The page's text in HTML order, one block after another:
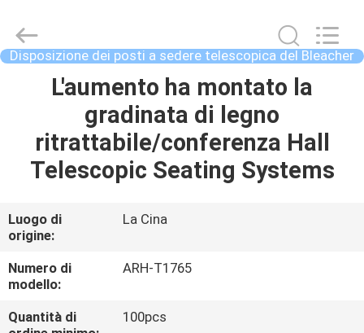
CASA
PRODOTTI
NOI
GIRO
DELLA
FABBRICA
Chongqing
Aireach
Commercial
Disposizione dei posti a sedere telescopica del Bleacher
L'aumento ha montato la
gradinata di legno
ritrattabile/conferenza Hall
Telescopic Seating Systems
Luogo di
origine:
La Cina
Numero di
modello:
ARH-T1765
Quantità di
100pcs